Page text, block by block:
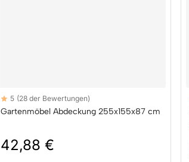
Reviews
5 out of 5 stars
5 (28 der Bewertungen)
Gartenmöbel Abdeckung 255x155x87 cm
42,88 €